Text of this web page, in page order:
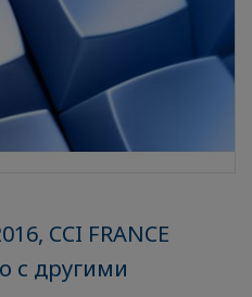
CCI FRANCE
с другими